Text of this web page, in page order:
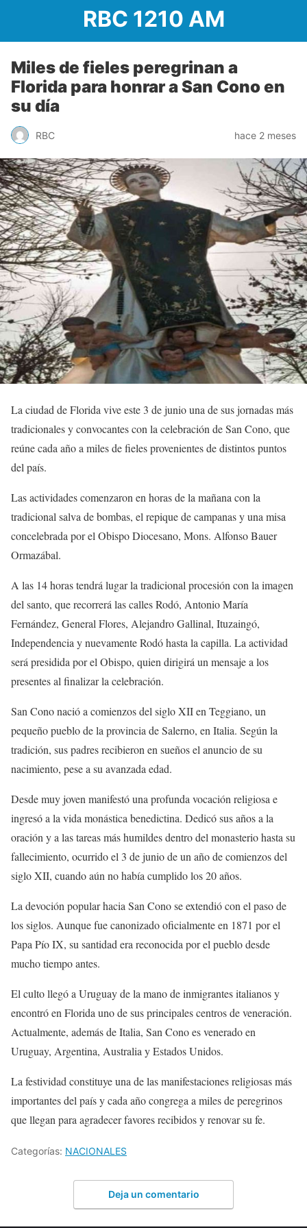
RBC 1210 AM
Miles de fieles peregrinan a
Florida para honrar a San Cono en
su día
RBC hace 2 meses
La ciudad de Florida vive este 3 de junio una de sus jornadas más
tradicionales y convocantes con la celebración de San Cono, que
reúne cada año a miles de fieles provenientes de distintos puntos
del país.
Las actividades comenzaron en horas de la mañana con la
tradicional salva de bombas, el repique de campanas y una misa
concelebrada por el Obispo Diocesano, Mons. Alfonso Bauer
Ormazábal.
A las 14 horas tendrá lugar la tradicional procesión con la imagen
del santo, que recorrerá las calles Rodó, Antonio María
Fernández, General Flores, Alejandro Gallinal, Ituzaingó,
Independencia y nuevamente Rodó hasta la capilla. La actividad
será presidida por el Obispo, quien dirigirá un mensaje a los
presentes al finalizar la celebración.
San Cono nació a comienzos del siglo XII en Teggiano, un
pequeño pueblo de la provincia de Salerno, en Italia. Según la
tradición, sus padres recibieron en sueños el anuncio de su
nacimiento, pese a su avanzada edad.
Desde muy joven manifestó una profunda vocación religiosa e
ingresó a la vida monástica benedictina. Dedicó sus años a la
oración y a las tareas más humildes dentro del monasterio hasta su
fallecimiento, ocurrido el 3 de junio de un año de comienzos del
siglo XII, cuando aún no había cumplido los 20 años.
La devoción popular hacia San Cono se extendió con el paso de
los siglos. Aunque fue canonizado oficialmente en 1871 por el
Papa Pío IX, su santidad era reconocida por el pueblo desde
mucho tiempo antes.
El culto llegó a Uruguay de la mano de inmigrantes italianos y
encontró en Florida uno de sus principales centros de veneración.
Actualmente, además de Italia, San Cono es venerado en
Uruguay, Argentina, Australia y Estados Unidos.
La festividad constituye una de las manifestaciones religiosas más
importantes del país y cada año congrega a miles de peregrinos
que llegan para agradecer favores recibidos y renovar su fe.
Categorías: NACIONALES
Deja un comentario